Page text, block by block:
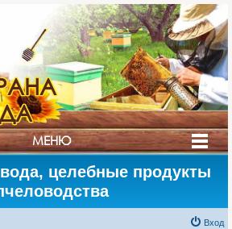
МЕНЮ
целебные продукты
Вход